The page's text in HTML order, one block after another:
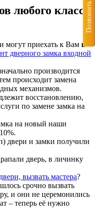
любого класса
могут приехать к Вам в
дверного замка входной
производится
происходит замена
механизмов.
восстановлению,
по замене замка на
на новый наши
двери и замки получили
дверь, в личинку
вызвать мастера?
срочно вызвать
и они не церемонились
– теперь её нужно
Позвонить